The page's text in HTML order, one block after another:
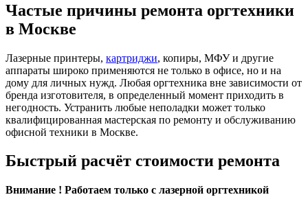
Частые причины ремонта оргтехники
в Москве
Лазерные принтеры, картриджи, копиры, МФУ и другие
аппараты широко применяются не только в офисе, но и на
дому для личных нужд. Любая оргтехника вне зависимости от
бренда изготовителя, в определенный момент приходить в
негодность. Устранить любые неполадки может только
квалифицированная мастерская по ремонту и обслуживанию
офисной техники в Москве.
Быстрый расчёт стоимости ремонта
Внимание ! Работаем только с лазерной оргтехникой